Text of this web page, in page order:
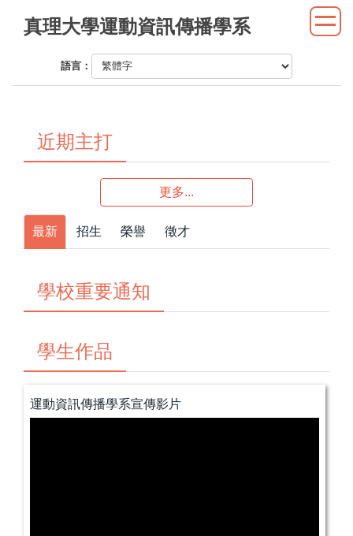
內
真理大學運動資訊傳播學系
語言：
近期主打
更多...
最新 招生 榮譽 徵才
學校重要通知
學生作品
運動資訊傳播學系宣傳影片